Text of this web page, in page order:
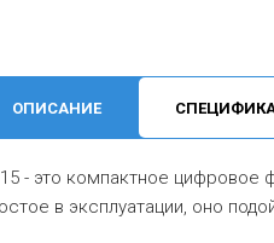
ОПИСАНИЕ
- это компактное цифровое
в эксплуатации, оно